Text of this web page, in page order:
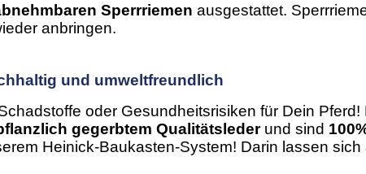
Sperrriemen ausgestattet.
anbringen.
und umweltfreundlich
oder Gesundheitsrisiken für Dein Pferd!
gegerbtem Qualitätslederund sind
Heinick-Baukasten-System! Darin lassen